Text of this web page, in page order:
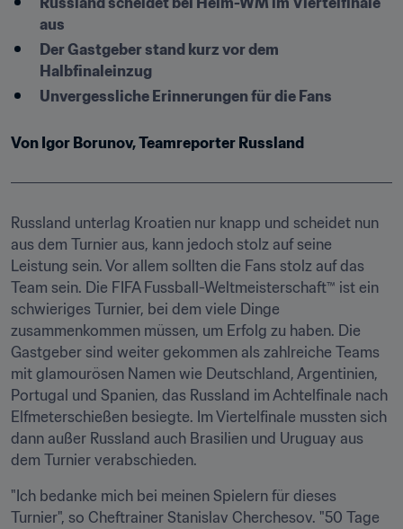
aus
Der Gastgeber stand kurz vor dem
Halbfinaleinzug
Unvergessliche Erinnerungen für die Fans
Von Igor Borunov, Teamreporter Russland
Russland unterlag Kroatien nur knapp und scheidet nun
aus dem Turnier aus, kann jedoch stolz auf seine
Leistung sein. Vor allem sollten die Fans stolz auf das
Team sein. Die FIFA Fussball-Weltmeisterschaft™ ist ein
schwieriges Turnier, bei dem viele Dinge
zusammenkommen müssen, um Erfolg zu haben. Die
Gastgeber sind weiter gekommen als zahlreiche Teams
mit glamourösen Namen wie Deutschland, Argentinien,
Portugal und Spanien, das Russland im Achtelfinale nach
Elfmeterschießen besiegte. Im Viertelfinale mussten sich
dann außer Russland auch Brasilien und Uruguay aus
dem Turnier verabschieden.
"Ich bedanke mich bei meinen Spielern für dieses
Turnier", so Cheftrainer Stanislav Cherchesov. "50 Tage